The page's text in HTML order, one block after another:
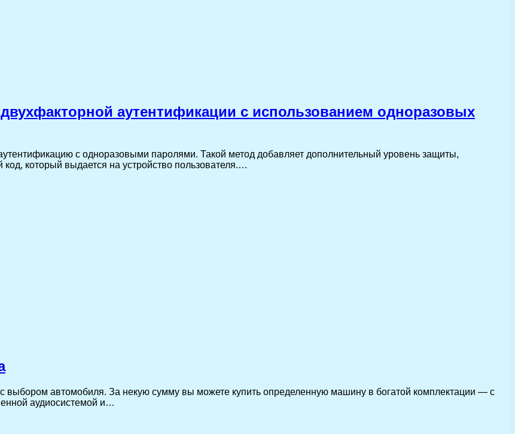
аутентификации с использованием одноразовых
с одноразовыми паролями. Такой метод добавляет дополнительный уровень защиты,
который выдается на устройство пользователя.…
выбором автомобиля. За некую сумму вы можете купить определенную машину в богатой комплектации — с
аудиосистемой и…